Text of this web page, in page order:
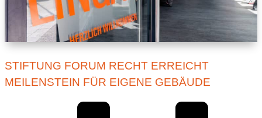
STIFTUNG FORUM RECHT ERREICHT
MEILENSTEIN FÜR EIGENE GEBÄUDE